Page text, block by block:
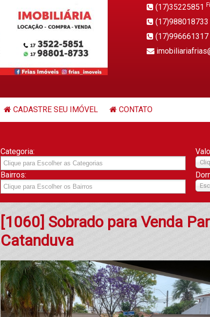
(17)35225851
(17)988018733
(17)996661317
CADASTRE SEU IMÓVEL CONTATO
Categoria:
Bairros:
[1060] Sobrado para Venda
Catanduva